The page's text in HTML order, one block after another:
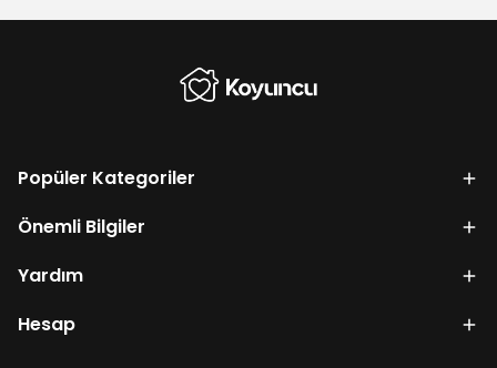
Popüler Kategoriler
Önemli Bilgiler
Yardım
Hesap